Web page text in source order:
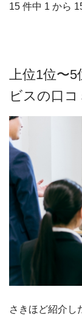
15 件中 1 から
上位1位〜
ビスの口コ
さきほど紹介し